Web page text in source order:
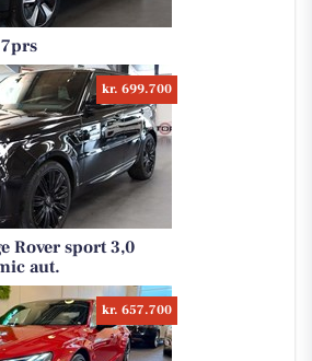
kr. 699.700
Rover sport 3,0
aut.
kr. 657.700